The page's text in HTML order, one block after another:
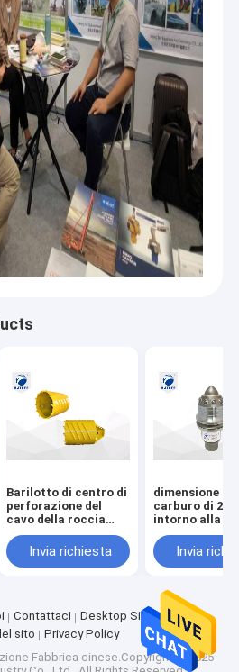
di Kelly
stinco
rullo
di produzione
Barilotto di centro di
perforazione del
cavo della roccia
3500mm con gli
angoli di taglio di
alta efficienza
Invia richiesta
dimensione del
carburo di
intorno alla
corpo del
dello scalpello
stinco
Invia
Contattaci
Desktop Site
sito
Privacy Policy
Fabbrica cinese.Copyright © 2025